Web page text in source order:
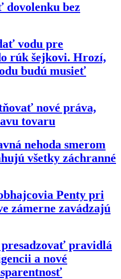
dovolenku bez
vodu pre
rúk šejkovi. Hrozí,
budú musieť
nové práva,
tovaru
nehoda smerom
všetky záchranné
Penty pri
zámerne zavádzajú
pravidlá
a nové